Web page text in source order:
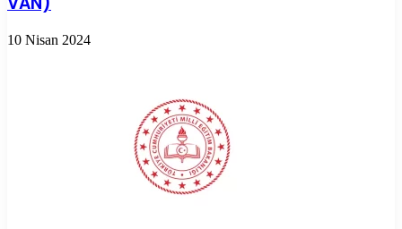
10 Nisan 2024